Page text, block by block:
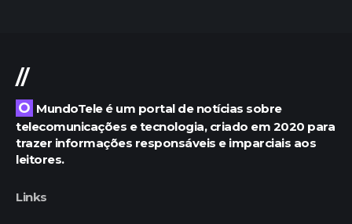
//
O MundoTele é um portal de notícias sobre
telecomunicações e tecnologia, criado em 2020 para
trazer informações responsáveis e imparciais aos
leitores.
Links